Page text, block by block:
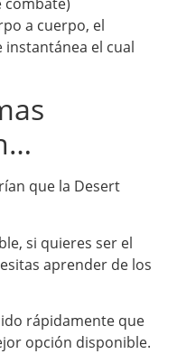
a cuerpo, el
el cual
que la Desert
si quieres ser el
aprender de los
rápidamente que
opción disponible.